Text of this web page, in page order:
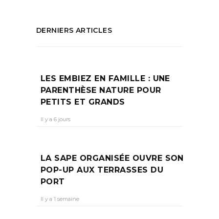
DERNIERS ARTICLES
LES EMBIEZ EN FAMILLE : UNE
PARENTHÈSE NATURE POUR
PETITS ET GRANDS
Il y a 6 jours
LA SAPE ORGANISÉE OUVRE SON
POP-UP AUX TERRASSES DU
PORT
Il y a 1 semaine